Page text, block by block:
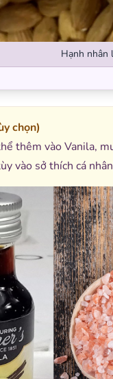
Hạnh nhân
chọn)
thêm vào Vanila,
vào sở thích cá